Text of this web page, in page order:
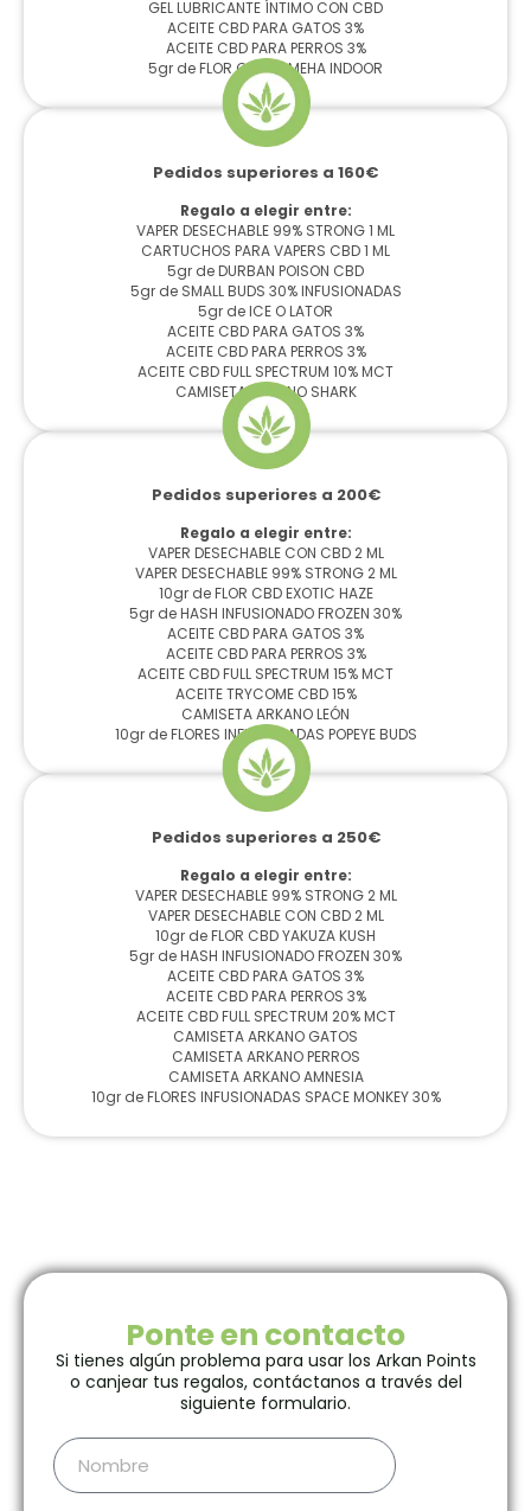
GEL LUBRICANTE ÍNTIMO CON CBD
ACEITE CBD PARA GATOS 3%
ACEITE CBD PARA PERROS 3%
5gr de FLOR CBD KAMEHA INDOOR
Pedidos superiores a 160€
Regalo a elegir entre:
VAPER DESECHABLE 99% STRONG 1 ML
CARTUCHOS PARA VAPERS CBD 1 ML
5gr de DURBAN POISON CBD
5gr de SMALL BUDS 30% INFUSIONADAS
5gr de ICE O LATOR
ACEITE CBD PARA GATOS 3%
ACEITE CBD PARA PERROS 3%
ACEITE CBD FULL SPECTRUM 10% MCT
CAMISETA ARKANO SHARK
Pedidos superiores a 200€
Regalo a elegir entre:
VAPER DESECHABLE CON CBD 2 ML
VAPER DESECHABLE 99% STRONG 2 ML
10gr de FLOR CBD EXOTIC HAZE
5gr de HASH INFUSIONADO FROZEN 30%
ACEITE CBD PARA GATOS 3%
ACEITE CBD PARA PERROS 3%
ACEITE CBD FULL SPECTRUM 15% MCT
ACEITE TRYCOME CBD 15%
CAMISETA ARKANO LEÓN
10gr de FLORES INFUSIONADAS POPEYE BUDS
Pedidos superiores a 250€
Regalo a elegir entre:
VAPER DESECHABLE 99% STRONG 2 ML
VAPER DESECHABLE CON CBD 2 ML
10gr de FLOR CBD YAKUZA KUSH
5gr de HASH INFUSIONADO FROZEN 30%
ACEITE CBD PARA GATOS 3%
ACEITE CBD PARA PERROS 3%
ACEITE CBD FULL SPECTRUM 20% MCT
CAMISETA ARKANO GATOS
CAMISETA ARKANO PERROS
CAMISETA ARKANO AMNESIA
10gr de FLORES INFUSIONADAS SPACE MONKEY 30%
Ponte en contacto
Si tienes algún problema para usar los Arkan Points
o canjear tus regalos, contáctanos a través del
siguiente formulario.